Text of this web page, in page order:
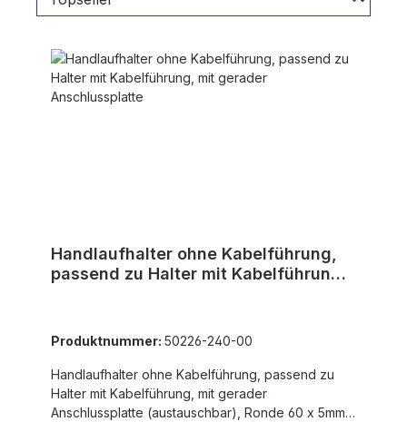
Handlaufhalter ohne Kabelführung,
passend zu Halter mit Kabelführung,
Produktnummer: 50226-240-00
Handlaufhalter ohne Kabelführung, passend zu
Halter mit Kabelführung, mit gerader
Anschlussplatte (austauschbar), Ronde 60 x 5mm,